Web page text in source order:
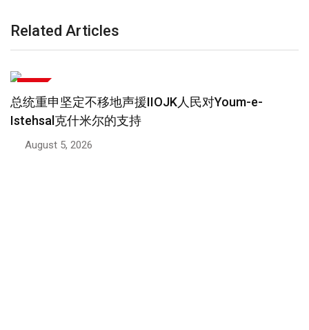
Related Articles
副总理启程前往约旦参加部长级会议
August 4, 2026